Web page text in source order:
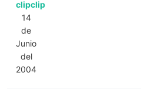
clipclip
14
de
Junio
del
2004